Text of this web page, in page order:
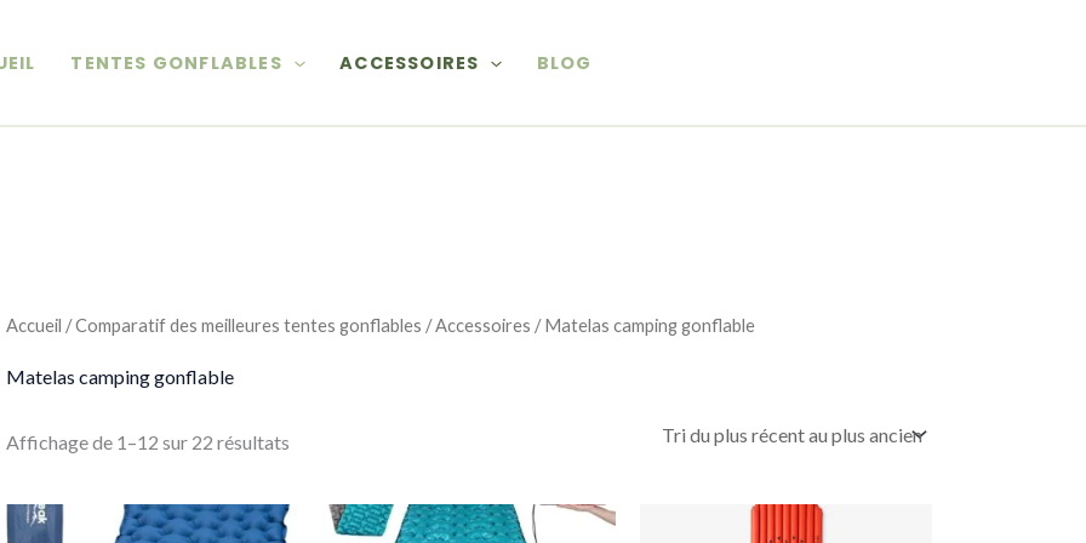
TENTES GONFLABLES ACCESSOIRES BLOG
Accueil /Comparatif des meilleures tentes gonflables /Accessoires / Matelas camping gonflable
Matelas camping gonflable
Affichage de 1–12 sur 22 résultats
récent
ancien